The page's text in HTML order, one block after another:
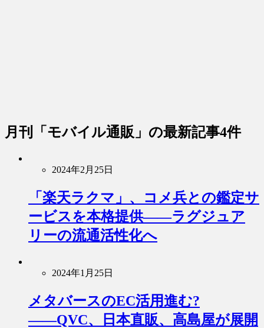
月刊「モバイル通販」 の最新記事4件
2024年2月25日
「楽天ラクマ」、コメ兵との鑑定サ
ービスを本格提供――ラグジュア
リーの流通活性化へ
2024年1月25日
メタバースのEC活用進む?
――QVC、日本直販、高島屋が展開